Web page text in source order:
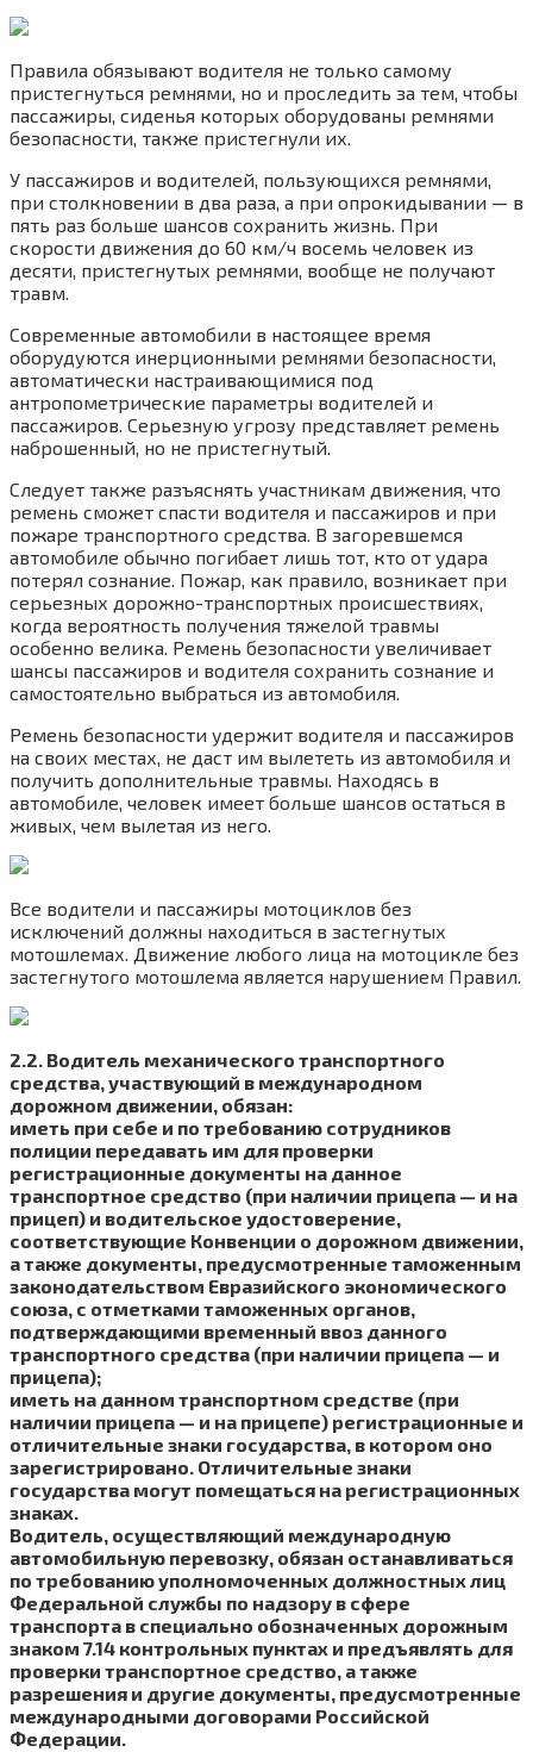
Правила обязывают водителя не только самому
пристегнуться ремнями, но и проследить за тем, чтобы
пассажиры, сиденья которых оборудованы ремнями
безопасности, также пристегнули их.
У пассажиров и водителей, пользующихся ремнями,
при столкновении в два раза, а при опрокидывании — в
пять раз больше шансов сохранить жизнь. При
скорости движения до 60 км/ч восемь человек из
десяти, пристегнутых ремнями, вообще не получают
травм.
Современные автомобили в настоящее время
оборудуются инерционными ремнями безопасности,
автоматически настраивающимися под
антропометрические параметры водителей и
пассажиров. Серьезную угрозу представляет ремень
наброшенный, но не пристегнутый.
Следует также разъяснять участникам движения, что
ремень сможет спасти водителя и пассажиров и при
пожаре транспортного средства. В загоревшемся
автомобиле обычно погибает лишь тот, кто от удара
потерял сознание. Пожар, как правило, возникает при
серьезных дорожно-транспортных происшествиях,
когда вероятность получения тяжелой травмы
особенно велика. Ремень безопасности увеличивает
шансы пассажиров и водителя сохранить сознание и
самостоятельно выбраться из автомобиля.
Ремень безопасности удержит водителя и пассажиров
на своих местах, не даст им вылететь из автомобиля и
получить дополнительные травмы. Находясь в
автомобиле, человек имеет больше шансов остаться в
живых, чем вылетая из него.
Все водители и пассажиры мотоциклов без
исключений должны находиться в застегнутых
мотошлемах. Движение любого лица на мотоцикле без
застегнутого мотошлема является нарушением Правил.
2.2. Водитель механического транспортного
средства, участвующий в международном
дорожном движении, обязан:
иметь при себе и по требованию сотрудников
полиции передавать им для проверки
регистрационные документы на данное
транспортное средство (при наличии прицепа — и на
прицеп) и водительское удостоверение,
соответствующие Конвенции о дорожном движении,
а также документы, предусмотренные таможенным
законодательством Евразийского экономического
союза, с отметками таможенных органов,
подтверждающими временный ввоз данного
транспортного средства (при наличии прицепа — и
прицепа);
иметь на данном транспортном средстве (при
наличии прицепа — и на прицепе) регистрационные и
отличительные знаки государства, в котором оно
зарегистрировано. Отличительные знаки
государства могут помещаться на регистрационных
знаках.
Водитель, осуществляющий международную
автомобильную перевозку, обязан останавливаться
по требованию уполномоченных должностных лиц
Федеральной службы по надзору в сфере
транспорта в специально обозначенных дорожным
знаком 7.14 контрольных пунктах и предъявлять для
проверки транспортное средство, а также
разрешения и другие документы, предусмотренные
международными договорами Российской
Федерации.